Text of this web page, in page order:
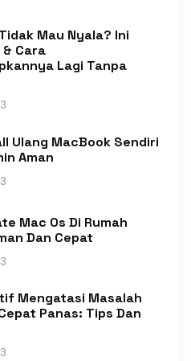
Mau Nyala? Ini
Cara
Lagi Tanpa
Ulang MacBook Sendiri
Aman
Mac Os Di Rumah
Dan Cepat
Mengatasi Masalah
Panas: Tips Dan